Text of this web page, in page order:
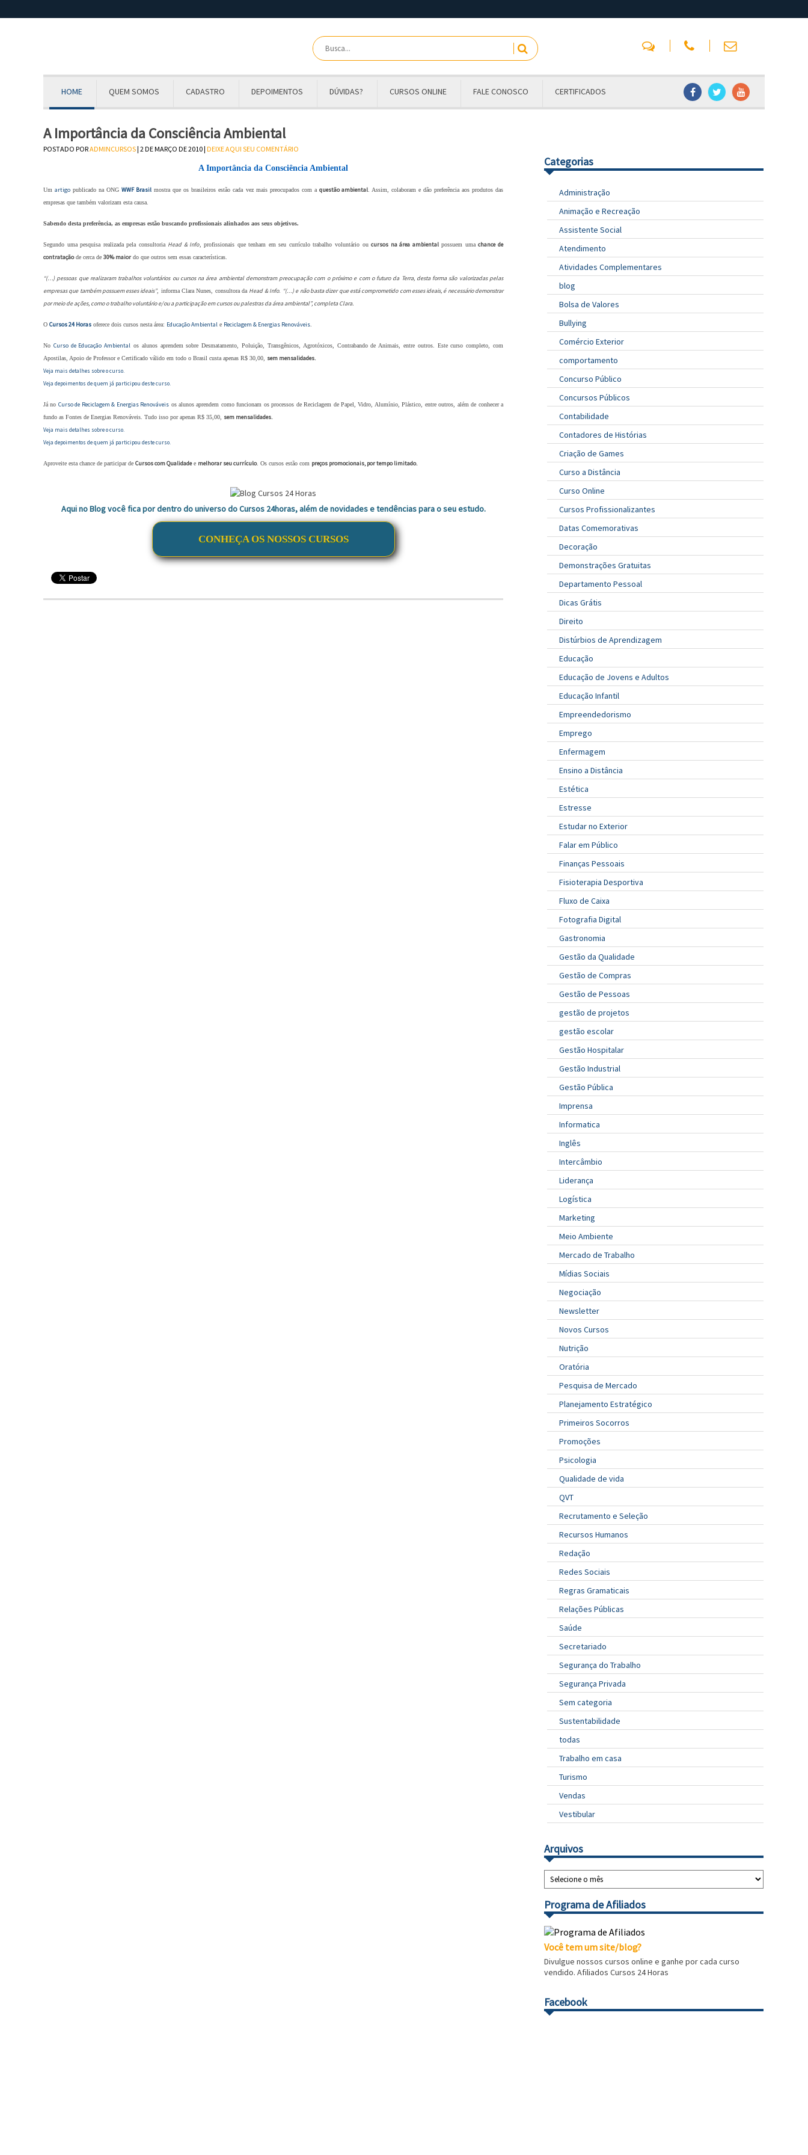
HOME QUEM SOMOS CADASTRO DEPOIMENTOS DÚVIDAS? CURSOS ONLINE FALE CONOSCO CERTIFICADOS
A Importância da Consciência Ambiental
POSTADO PORADMINCURSOS| 2 DE MARÇO DE 2010 | DEIXE AQUI SEU COMENTÁRIO
A Importância da Consciência Ambiental
Umartigo publicado na ONGWWF Brasil mostra que os brasileiros estão cada vez mais preocupados com a questão ambiental. Assim, colaboram e dão preferência aos produtos das
empresas que também valorizam esta causa.
Sabendo desta preferência, as empresas estão buscando profissionais alinhados aos seus objetivos.
Segundo uma pesquisa realizada pela consultoria Head & Info, profissionais que tenham em seu currículo trabalho voluntário oucursos na área ambientalpossuem umachance de
contrataçãode cerca de 30% maior do que outros sem essas características.
“(…) pessoas que realizaram trabalhos voluntários ou cursos na área ambiental demonstram preocupação com o próximo e com o futuro da Terra, desta forma são valorizadas pelas
empresas que também possuem esses ideais”, informa Clara Nunes, consultora da Head & Info.
“(…) e não basta dizer que está comprometido com esses ideais, é necessário demonstrar
por meio de ações, como o trabalho voluntário e/ou a participação em cursos ou palestras da área ambiental”, completa Clara.
O Cursos 24 Horas oferece dois cursos nesta área: Educação Ambiental e Reciclagem & Energias Renováveis
No Curso de Educação Ambiental os alunos aprendem sobre Desmatamento, Poluição, Transgênicos, Agrotóxicos, Contrabando de Animais, entre outros. Este curso completo, com
Apostilas, Apoio de Professor e Certificado válido em todo o Brasil custa apenas R$ 30,00, sem mensalidades.
Veja mais detalhes sobre o curso.
Veja depoimentos de quem já participou deste curso.
Já no Curso de Reciclagem & Energias Renováveis os alunos aprendem como funcionam os processos de Reciclagem de Papel, Vidro, Alumínio, Plástico, entre outros, além de conhecer a
fundo as Fontes de Energias Renováveis. Tudo isso por apenas R$ 35,00, sem mensalidades.
Veja mais detalhes sobre o curso.
Veja depoimentos de quem já participou deste curso.
Aproveite esta chance de participar de Cursos com Qualidadee melhorar seu currículo. Os cursos estão com preços promocionais, por tempo limitado.
Aqui no Blog você fica por dentro do universo do Cursos 24horas, além de novidades e tendências para o seu estudo.
CONHEÇA OS NOSSOS CURSOS
Categorias
Administração
Animação e Recreação
Assistente Social
Atendimento
Atividades Complementares
blog
Bolsa de Valores
Bullying
Comércio Exterior
comportamento
Concurso Público
Concursos Públicos
Contabilidade
Contadores de Histórias
Criação de Games
Curso a Distância
Curso Online
Cursos Profissionalizantes
Datas Comemorativas
Decoração
Demonstrações Gratuitas
Departamento Pessoal
Dicas Grátis
Direito
Distúrbios de Aprendizagem
Educação
Educação de Jovens e Adultos
Educação Infantil
Empreendedorismo
Emprego
Enfermagem
Ensino a Distância
Estética
Estresse
Estudar no Exterior
Falar em Público
Finanças Pessoais
Fisioterapia Desportiva
Fluxo de Caixa
Fotografia Digital
Gastronomia
Gestão da Qualidade
Gestão de Compras
Gestão de Pessoas
gestão de projetos
gestão escolar
Gestão Hospitalar
Gestão Industrial
Gestão Pública
Imprensa
Informatica
Inglês
Intercâmbio
Liderança
Logística
Marketing
Meio Ambiente
Mercado de Trabalho
Mídias Sociais
Negociação
Newsletter
Novos Cursos
Nutrição
Oratória
Pesquisa de Mercado
Planejamento Estratégico
Primeiros Socorros
Promoções
Psicologia
Qualidade de vida
QVT
Recrutamento e Seleção
Recursos Humanos
Redação
Redes Sociais
Regras Gramaticais
Relações Públicas
Saúde
Secretariado
Segurança do Trabalho
Segurança Privada
Sem categoria
Sustentabilidade
todas
Trabalho em casa
Turismo
Vendas
Vestibular
Arquivos
Programa de Afiliados
Você tem um site/blog?
Divulgue nossos cursos online e ganhe por cada curso
vendido. Afiliados Cursos 24 Horas
Facebook